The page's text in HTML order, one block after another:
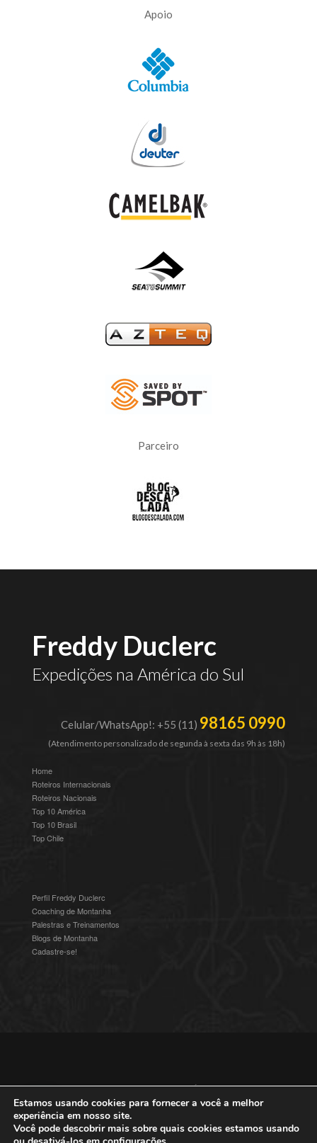
Apoio
Parceiro
Freddy Duclerc
Expedições na América do Sul
Celular/WhatsApp!: +55 (11) 98165 0990
(Atendimento personalizado de segunda à sexta das 9h às 18h)
Home
Roteiros Internacionais
Roteiros Nacionais
Top 10 América
Top 10 Brasil
Top Chile
Perfil Freddy Duclerc
Coaching de Montanha
Palestras e Treinamentos
Blogs de Montanha
Cadastre-se!
© 2016-2025 Freddy Duclerc - Expedições na Ámerica do Sul.
Devenvolvido porStudioz4 | Política de Privacidade
Estamos usando cookies para fornecer a você a melhor
experiência em nosso site.
Você pode descobrir mais sobre quais cookies estamos usando